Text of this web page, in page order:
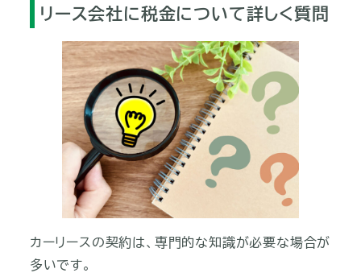
リース会社に税金について詳しく質問
カーリースの契約は、専門的な知識が必要な場合が
多いです。